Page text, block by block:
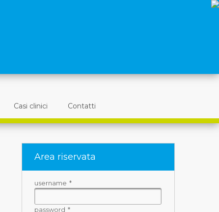
Casi clinici Contatti
Area riservata
username *
password *